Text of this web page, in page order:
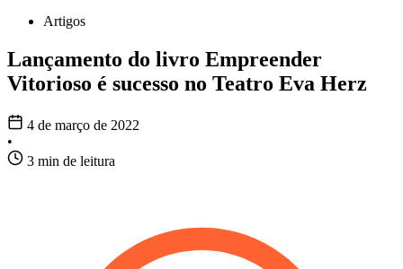
Artigos
Lançamento do livro Empreender
Vitorioso é sucesso no Teatro Eva Herz
4 de março de 2022
•
3 min de leitura